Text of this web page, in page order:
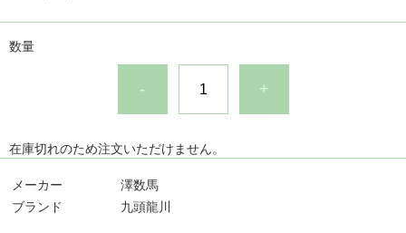
数量
- +
在庫切れのため注文いただけません。
メーカー
澤数馬
ブランド
九頭龍川